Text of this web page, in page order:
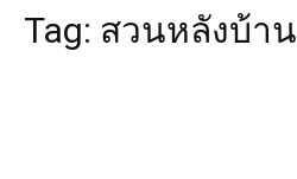
Tag: สวนหลังบ้าน